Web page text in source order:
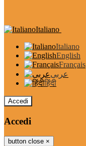
Italiano
Italiano
English
Français
عربى
हिंदी
Accedi
Accedi
button close ×